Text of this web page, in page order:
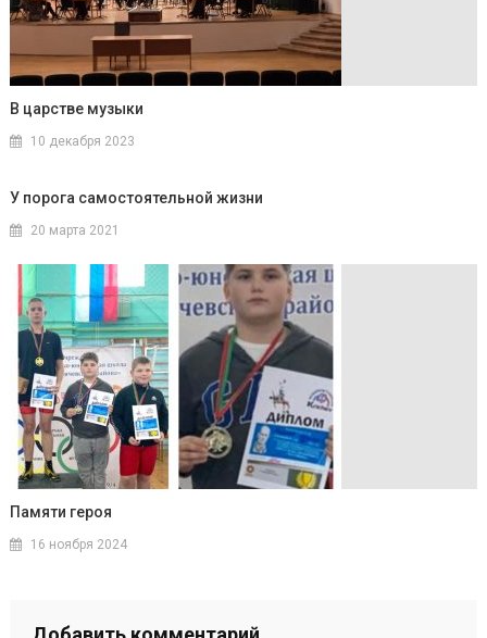
В царстве музыки
10 декабря 2023
У порога самостоятельной жизни
20 марта 2021
Памяти героя
16 ноября 2024